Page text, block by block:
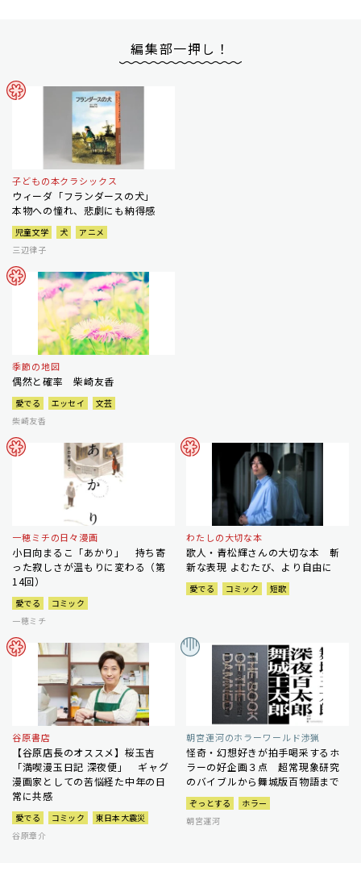
編集部一押し！
子どもの本クラシックス
ウィーダ「フランダースの犬」
本物への憧れ、悲劇にも納得感
児童文学 犬
アニメ
三辺律子
季節の地図
偶然と確率 柴崎友香
愛でる エッセイ
文芸
柴崎友香
一穂ミチの日々漫画
小日向まるこ「あかり」 持ち寄
った寂しさが温もりに変わる（第
14回）
愛でる
コミック
一穂ミチ
わたしの大切な本
歌人・青松輝さんの大切な本 斬
新な表現 よむたび、より自由に
愛でる コミック 短歌
谷原書店
【谷原店長のオススメ】桜玉吉
「満喫漫玉日記 深夜便」 ギャグ
漫画家としての苦悩経た中年の日
常に共感
愛でる コミック
東日本大震災
谷原章介
朝宮運河のホラーワールド渉猟
怪奇・幻想好きが拍手喝采するホ
ラーの好企画３点 超常現象研究
のバイブルから舞城版百物語まで
ぞっとする
ホラー
朝宮運河